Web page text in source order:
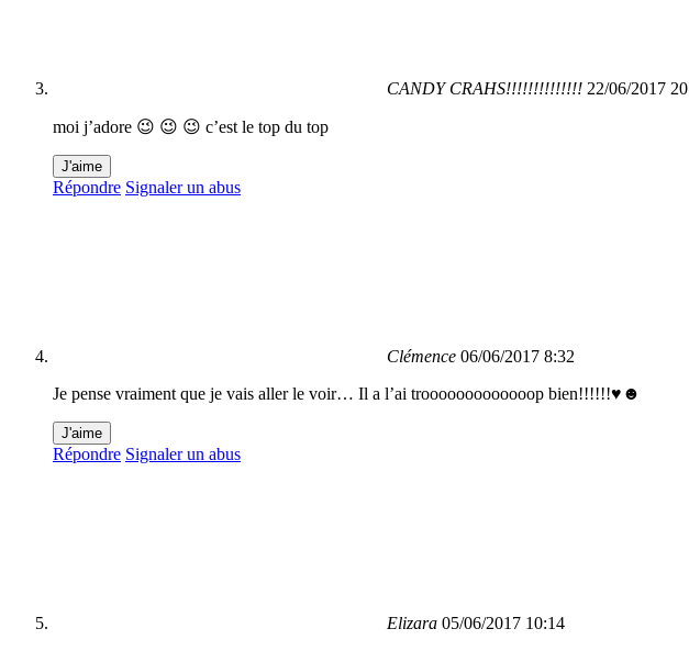
CANDY CRAHS!!!!!!!!!!!!!! 22/06/2017
moi j’adore 😉 😉 😉 c’est le top du top
J'aime
Répondre Signaler un abus
Clémence 06/06/2017 8:32
Je pense vraiment que je vais aller le voir… Il a l’ai trooooooooooooop bien!!!!!!♥☻
J'aime
Répondre Signaler un abus
Elizara 05/06/2017 10:14